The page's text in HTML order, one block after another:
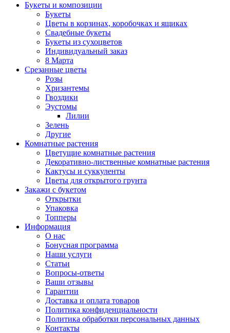
Букеты и композиции
Букеты
Цветы в корзинах, коробочках и ящиках
Свадебные букеты
Букеты из сухоцветов
Индивидуальный заказ
8 Марта
Срезанные цветы
Розы
Хризантемы
Гвоздики
Эустомы
Лилии
Зелень
Другие
Комнатные растения
Цветущие комнатные растения
Декоративно-лиственные комнатные растения
Кактусы и суккуленты
Цветы для открытого грунта
Закажи с букетом
Открытки
Упаковка
Топперы
Информация
О нас
Бонусная программа
Наши услуги
Статьи
Вопросы-ответы
Ваши отзывы
Гарантии
Доставка и оплата товаров
Политика конфиденциальности
Политика обработки персональных данных
Контакты